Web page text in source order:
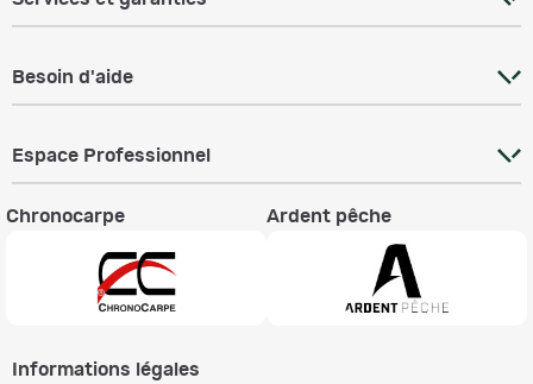
Besoin d'aide
Espace Professionnel
Chronocarpe Ardent pêche
Informations légales